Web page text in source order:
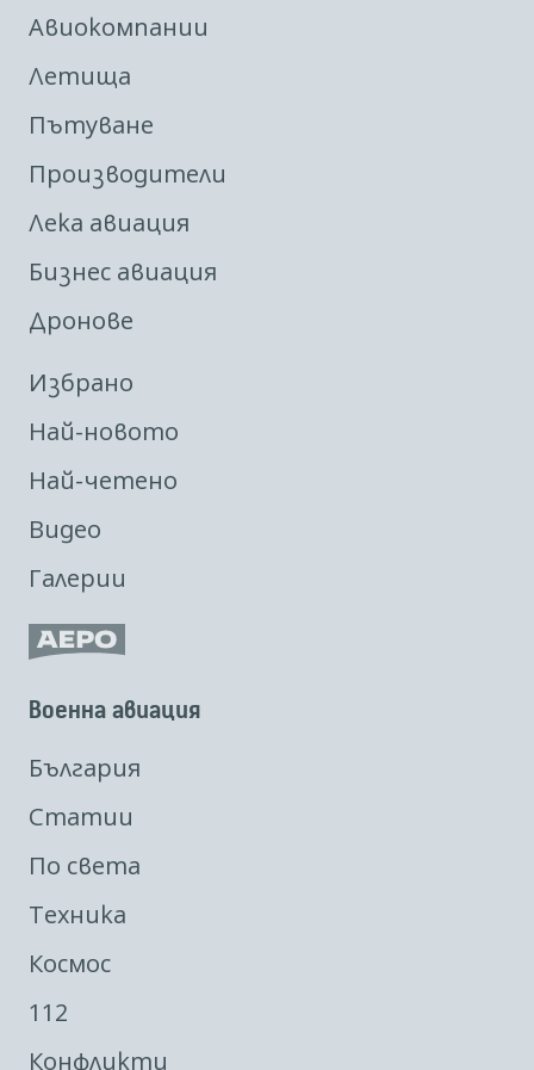
Авиокомпании
Летища
Пътуване
Производители
Лека авиация
Бизнес авиация
Дронове
Избрано
Най-новото
Най-четено
Видео
Галерии
Военна авиация
България
Статии
По света
Техника
Космос
112
Конфликти